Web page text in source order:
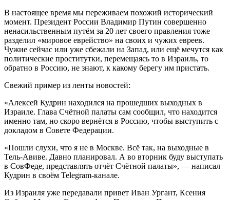
В настоящее время мы переживаем похожий исторический
момент. Президент России Владимир Путин совершенно
ненасильственным путём за 20 лет своего правления тоже
разделил «мировое еврейство» на своих и чужих евреев.
Чужие сейчас или уже сбежали на Запад, или ещё мечутся как
политические проститутки, перемещаясь то в Израиль, то
обратно в Россию, не знают, к какому берегу им пристать.
Свежий пример из ленты новостей:
«Алексей Кудрин находился на прошедших выходных в
Израиле. Глава Счётной палаты сам сообщил, что находится
именно там, но скоро вернётся в Россию, чтобы выступить с
докладом в Совете Федерации.
«Пошли слухи, что я не в Москве. Всё так, на выходные в
Тель-Авиве. Давно планировал. А во вторник буду выступать
в СовФеде, представлять отчёт Счётной палаты», — написал
Кудрин в своём Telegram-канале.
Из Израиля уже передавали привет Иван Ургант, Ксения